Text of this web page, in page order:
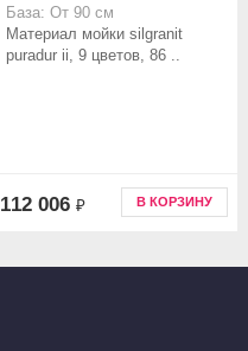
База: От 90 см
Материал мойки silgranit
puradur ii, 9 цветов, 86 ..
112 006 ₽ В КОРЗИНУ